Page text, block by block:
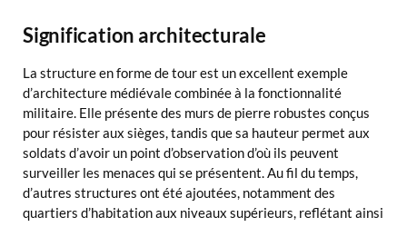
Signification architecturale
La structure en forme de tour est un excellent exemple
d’architecture médiévale combinée à la fonctionnalité
militaire. Elle présente des murs de pierre robustes conçus
pour résister aux sièges, tandis que sa hauteur permet aux
soldats d’avoir un point d’observation d’où ils peuvent
surveiller les menaces qui se présentent. Au fil du temps,
d’autres structures ont été ajoutées, notamment des
quartiers d’habitation aux niveaux supérieurs, reflétant ainsi